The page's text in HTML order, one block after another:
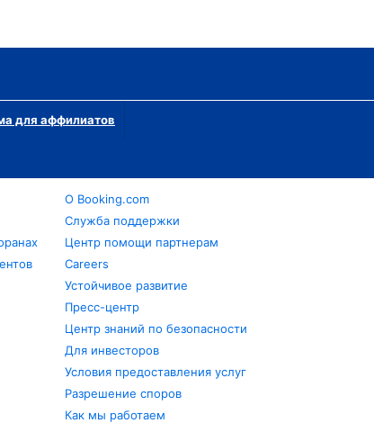
для аффилиатов
О Booking.com
Служба поддержки
Центр помощи партнерам
Careers
Устойчивое развитие
Пресс-центр
Центр знаний по безопасности
Для инвесторов
Условия предоставления услуг
Разрешение споров
Как мы работаем